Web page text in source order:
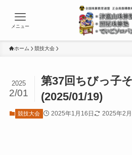
メニュー
ホーム 競技大会
第37回ちびっ子
(2025/01/19)
2025
2/01
競技大会 2025年1月16日 2025年2月